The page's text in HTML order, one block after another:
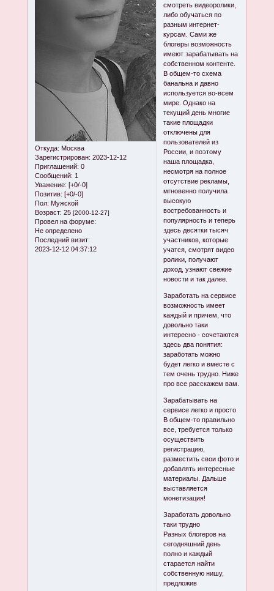
Откуда: Москва
Зарегистрирован: 2023-12-12
Приглашений: 0
Сообщений: 1
Уважение: [+0/-0]
Позитив: [+0/-0]
Пол: Мужской
Возраст: 25 [2000-12-27]
Провел на форуме:
Не определено
Последний визит:
2023-12-12 04:37:12
смотреть видеоролики,
либо обучаться по
разным интернет-
курсам. Сами же
блогеры возможность
имеют зарабатывать на
собственном контенте.
В общем-то схема
банальна и давно
используется во-всем
мире. Однако на
текущий день многие
такие площадки
отключены для
пользователей из
России, и поэтому
наша площадка,
несмотря на полное
отсутствие рекламы,
мгновенно получила
высокую
востребованность и
популярность и теперь
здесь десятки тысяч
участников, которые
учатся, смотрят видео
ролики, получают
доход, узнают свежие
новости и так далее.
Заработать на сервисе
возможность имеет
каждый и причем, что
довольно таки
интересно - сочетаются
здесь два понятия:
заработать можно
будет легко и вместе с
тем очень трудно. Ниже
про все расскажем вам.
Зарабатывать на
сервисе легко и просто
В общем-то правильно
все, требуется только
осуществить
регистрацию,
разместить свои фото и
добавлять интересные
материалы. Дальше
выставляется
монетизация!
Заработать довольно
таки трудно
Разных блогеров на
сегодняшний день
полно и каждый
старается найти
собственную нишу,
предложив